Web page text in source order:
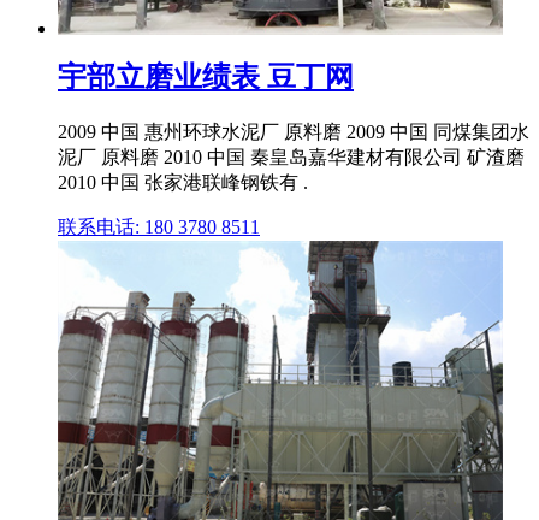
宇部立磨业绩表 豆丁网
2009 中国 惠州环球水泥厂 原料磨 2009 中国 同煤集团水
泥厂 原料磨 2010 中国 秦皇岛嘉华建材有限公司 矿渣磨
2010 中国 张家港联峰钢铁有 .
联系电话: 180 3780 8511